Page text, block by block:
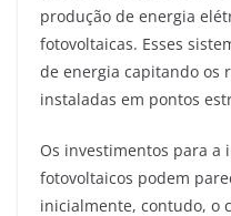
produção de energia
fotovoltaicas. Esses
de energia capitando os
instaladas em pontos
Os investimentos para a
fotovoltaicos podem
inicialmente, contudo, o